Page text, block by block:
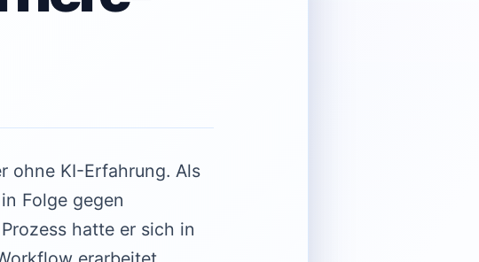
ohne KI-Erfahrung. Als
Folge gegen
hatte er sich in